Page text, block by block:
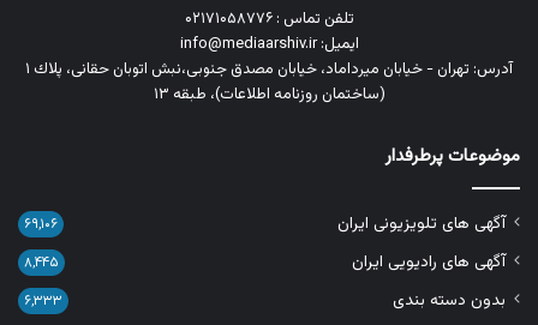
تلفن تماس : ۰۲۱۷۱۰۵۸۷۷۶
ایمیل: info@mediaarshiv.ir
آدرس: تهران - خیابان میرداماد، خیابان مصدق جنوبی،نبش اتوبان حقانی، پلاك ١
(ساختمان روزنامه اطلاعات)، طبقه ۱۳
موضوعات پرطرفدار
آگهی های تلویزیونی ایران ۶۹,۱۰۶
آگهی های رادیویی ایران ۸,۴۴۵
بدون دسته بندی ۶,۳۳۳